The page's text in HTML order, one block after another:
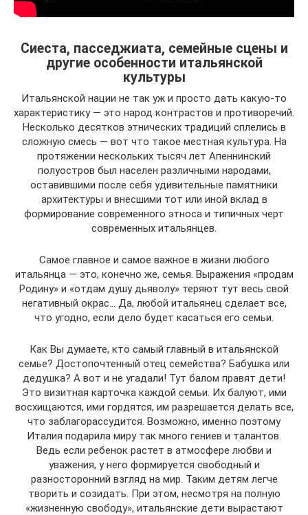
Сиеста, пасседжиата, семейные сцены и
другие особенности итальянской
культуры
Итальянской нации не так уж и просто дать какую-то
характеристику — это народ контрастов и противоречий.
Несколько десятков этнических традиций сплелись в
сложную смесь — вот что такое местная культура. На
протяжении нескольких тысяч лет Апеннинский
полуостров был населен различными народами,
оставившими после себя удивительные памятники
архитектуры и внесшими тот или иной вклад в
формирование современного этноса и типичных черт
современных итальянцев.
Самое главное и самое важное в жизни любого
итальянца — это, конечно же, семья. Выражения «продам
Родину» и «отдам душу дьяволу» теряют тут весь свой
негативный окрас… Да, любой итальянец сделает все,
что угодно, если дело будет касаться его семьи.
Как Вы думаете, кто самый главный в итальянской
семье? Достопочтенный отец семейства? Бабушка или
дедушка? А вот и не угадали! Тут балом правят дети!
Это визитная карточка каждой семьи. Их балуют, ими
восхищаются, ими гордятся, им разрешается делать все,
что заблагорассудится. Возможно, именно поэтому
Италия подарила миру так много гениев и талантов.
Ведь если ребенок растет в атмосфере любви и
уважения, у него формируется свободный и
разносторонний взгляд на мир. Таким детям легче
творить и созидать. При этом, несмотря на полную
«жизненную свободу», итальянские дети вырастают